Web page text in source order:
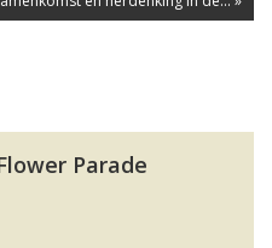
Parade